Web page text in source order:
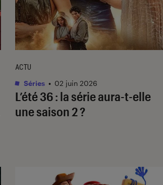
L’été 36: la série aura-t-elle
une saison 2 ?
ACTU
Séries • 02 juin 2026